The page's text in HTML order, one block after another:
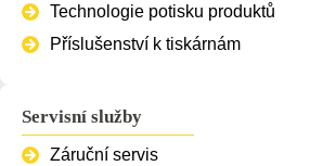
Technologie potisku produktů
Příslušenství k tiskárnám
Servisní služby
Záruční servis